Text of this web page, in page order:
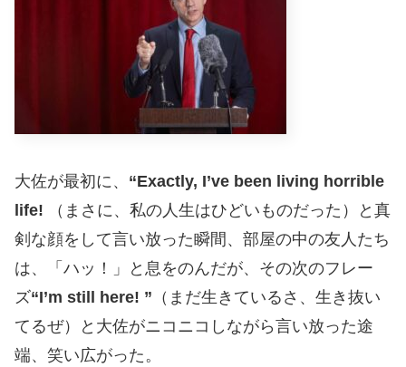
大佐が最初に、 “Exactly, I’ve been living horrible
life! （まさに、私の人生はひどいものだった）と真
剣な顔をして言い放った瞬間、部屋の中の友人たち
は、「ハッ！」と息をのんだが、その次のフレー
ズ“I’m still here! ” （まだ生きているさ、生き抜い
てるぜ）と大佐がニコニコしながら言い放った途
端、笑い広がった。